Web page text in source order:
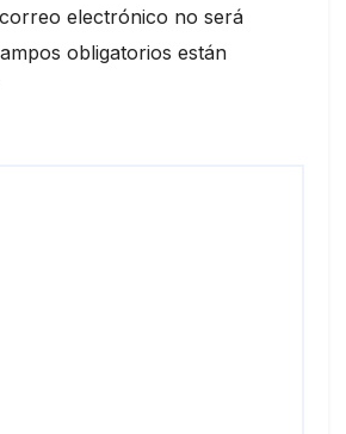
electrónico no será
obligatorios están